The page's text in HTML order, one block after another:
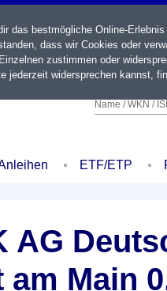
Name / WKN /
ETF/ETP
AG
Main
das bestmögliche Online-
dass wir Cookies oder
zustimmen oder
jederzeit widersprechen kannst,